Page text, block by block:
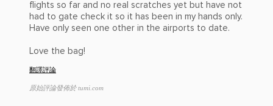
flights so far and no real scratches yet but have not
had to gate check it so it has been in my hands only.
Have only seen one other in the airports to date.
Love the bag!
翻譯評論
原始評論發佈於 tumi.com